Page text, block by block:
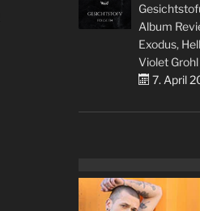
Album
Exodus,
Violet Grohl
7. April